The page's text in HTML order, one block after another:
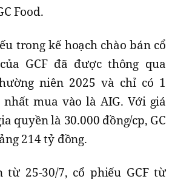
Food.
trong kế hoạch chào bán cổ
GCF đã được thông qua
niên 2025 và chỉ có 1
mua vào là AIG. Với giá
quyền là 30.000 đồng/cp, GC
214 tỷ đồng.
từ 25-30/7, cổ phiếu GCF từ